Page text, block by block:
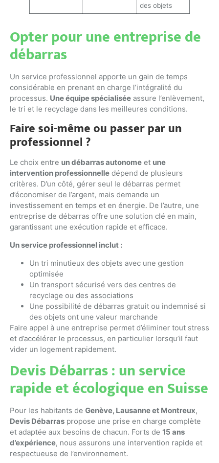
des objets
Opter pour une entreprise de
débarras
Un service professionnel apporte un gain de temps
considérable en prenant en charge l’intégralité du
processus. Une équipe spécialisée assure l’enlèvement,
le tri et le recyclage dans les meilleures conditions.
Faire soi-même ou passer par un
professionnel ?
Le choix entre un débarras autonome et une
intervention professionnelle dépend de plusieurs
critères. D’un côté, gérer seul le débarras permet
d’économiser de l’argent, mais demande un
investissement en temps et en énergie. De l’autre, une
entreprise de débarras offre une solution clé en main,
garantissant une exécution rapide et efficace.
Un service professionnel inclut :
Un tri minutieux des objets avec une gestion
optimisée
Un transport sécurisé vers des centres de
recyclage ou des associations
Une possibilité de débarras gratuit ou indemnisé si
des objets ont une valeur marchande
Faire appel à une entreprise permet d’éliminer tout stress
et d’accélérer le processus, en particulier lorsqu’il faut
vider un logement rapidement.
Devis Débarras : un service
rapide et écologique en Suisse
Pour les habitants de Genève, Lausanne et Montreux,
Devis Débarras propose une prise en charge complète
et adaptée aux besoins de chacun. Forts de 15 ans
d’expérience, nous assurons une intervention rapide et
respectueuse de l’environnement.